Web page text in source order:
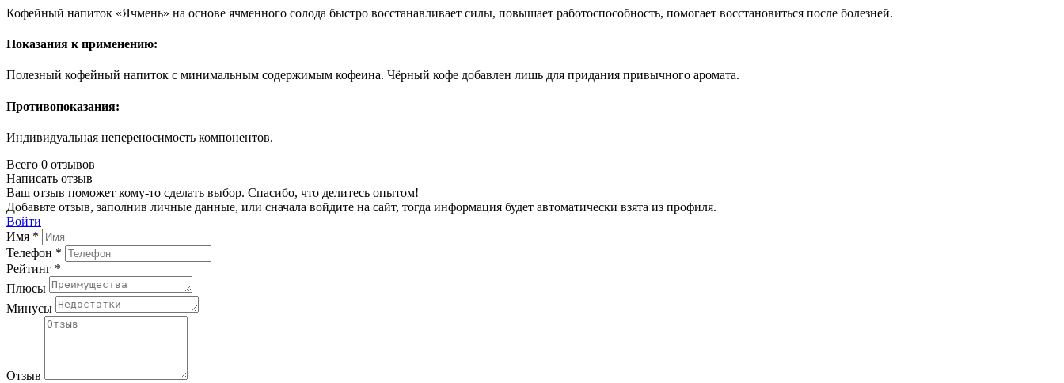
Кофейный напиток «Ячмень» на основе ячменного солода быстро восстанавливает силы, повышает работоспособность, помогает восстановиться после болезней.
Показания к применению:
Полезный кофейный напиток с минимальным содержимым кофеина. Чёрный кофе добавлен лишь для придания привычного аромата.
Противопоказания:
Индивидуальная непереносимость компонентов.
Всего 0 отзывов
Написать отзыв
Ваш отзыв поможет кому-то сделать выбор. Спасибо, что делитесь опытом!
Добавьте отзыв, заполнив личные данные, или сначала войдите на сайт, тогда информация будет автоматически взята из профиля.
Войти
Имя *
Телефон *
Рейтинг *
Плюсы
Минусы
Отзыв